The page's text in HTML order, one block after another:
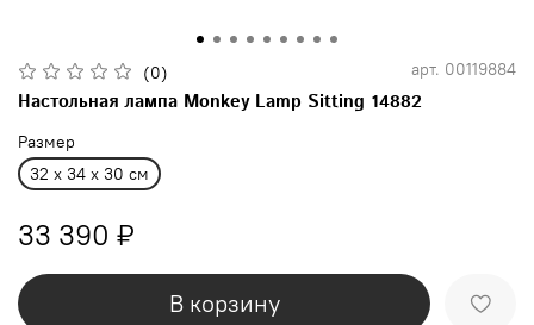
(0) арт. 00119884
Настольная лампа Monkey Lamp Sitting 14882
Размер
32 x 34 x 30 см
33 390 ₽
В корзину